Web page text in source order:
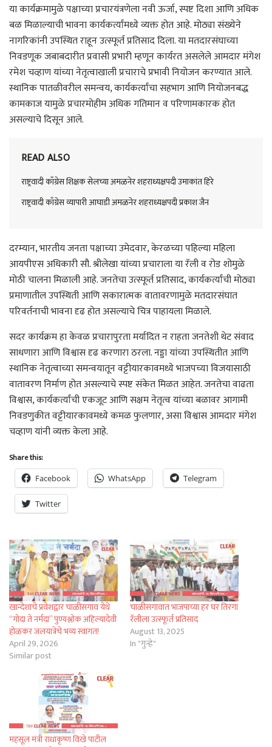
या कार्यक्रमामुळे पक्षाच्या प्रचारयंत्रणेला नवी ऊर्जा, स्पष्ट दिशा आणि अधिक
बळ मिळाल्याची भावना कार्यकर्त्यांमध्ये व्यक्त होत आहे. मोठ्या संख्येने
नागरिकांनी उपस्थित राहून उत्स्फूर्त प्रतिसाद दिला. या मतदारसंघाच्या
निवडणूक जबाबदारीत प्रवासी प्रभारी म्हणून कार्यरत असलेले आमदार मंगेश
रमेश चव्हाण यांच्या नेतृत्वाखाली प्रचाराचे प्रभावी नियोजन करण्यात आले.
स्थानिक पातळीवरील समन्वय, कार्यकर्त्यांचा सहभाग आणि नियोजनबद्ध
कामकाज यामुळे प्रचारमोहीम अधिक गतिमान व परिणामकारक होत
असल्याचे दिसून आले.
READ ALSO
राष्ट्रवादी काँग्रेस शिक्षक सेलच्या अमळनेर शहराध्यक्षपदी उमाकांत हिरे
राष्ट्रवादी काँग्रेस व्यापारी आघाडी अमळनेर शहराध्यक्षपदी प्रकाश जैन
दरम्यान, भारतीय जनता पक्षाच्या उमेदवार, केरळच्या पहिल्या महिला
आयपीएस अधिकारी सौ. श्रीलेखा यांच्या प्रचाराला या रॅली व रोड शोमुळे
मोठी चालना मिळाली आहे. जनतेचा उत्स्फूर्त प्रतिसाद, कार्यकर्त्यांची मोठ्या
प्रमाणातील उपस्थिती आणि सकारात्मक वातावरणामुळे मतदारसंघात
परिवर्तनाची भावना दृढ होत असल्याचे चित्र पाहायला मिळाले.
सदर कार्यक्रम हा केवळ प्रचारापुरता मर्यादित न राहता जनतेशी थेट संवाद
साधणारा आणि विश्वास दृढ करणारा ठरला. नड्डा यांच्या उपस्थितीत आणि
स्थानिक नेतृत्वाच्या समन्वयातून वट्टीयारकावमध्ये भाजपच्या विजयासाठी
वातावरण निर्माण होत असल्याचे स्पष्ट संकेत मिळत आहेत. जनतेचा वाढता
विश्वास, कार्यकर्त्यांची एकजूट आणि सक्षम नेतृत्व यांच्या बळावर आगामी
निवडणुकीत वट्टीयारकावमध्ये कमळ फुलणार, असा विश्वास आमदार मंगेश
चव्हाण यांनी व्यक्त केला आहे.
Share this:
Facebook WhatsApp Telegram
Twitter
खान्देशाचे प्रवेशद्वार चाळीसगाव येथे
“गोदा ते नर्मदा” पुण्यश्लोक अहिल्यादेवी
होळकर जलयात्रेचे भव्य स्वागत!
April 29, 2026
Similar post
चाळीसगावात भाजपाच्या हर घर तिरंगा
रॅलीला उत्स्फूर्त प्रतिसाद
August 13, 2025
In "गुन्हे"
महसूल मंत्री राधाकृष्ण विखे पाटील